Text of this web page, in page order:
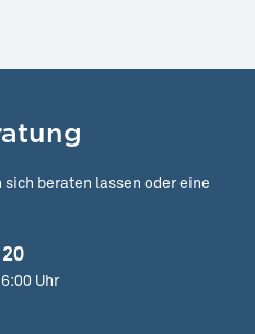
beraten lassen oder eine
Uhr